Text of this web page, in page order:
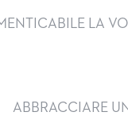
LA
ABBRACCIARE